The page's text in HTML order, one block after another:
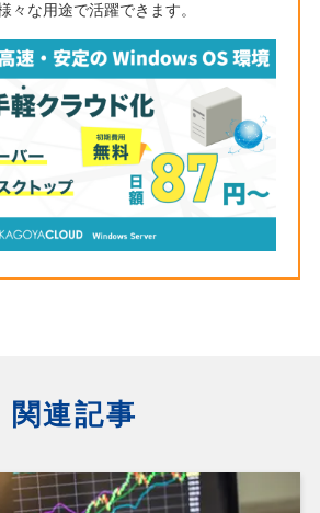
々な用途で活躍できます。
関連記事